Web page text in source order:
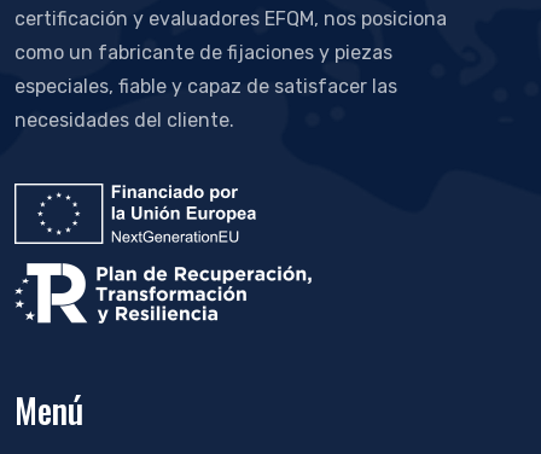
certificación y evaluadores EFQM, nos posiciona
como un fabricante de fijaciones y piezas
especiales, fiable y capaz de satisfacer las
necesidades del cliente.
Menú